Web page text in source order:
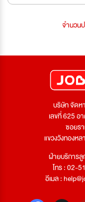
จำนวน
บริษัท จัดห
เลขที่ 625 อ
ซอยร
แขวงวังทองห
ฝ่ายบริการ
โทร : 02-
อีเมล :